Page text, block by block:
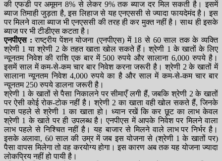
की एफडी पर अमूमन 8% से लेकर 9% तक ब्याज दर मिल सकती है। इसमें
ब्याज तिमाही जुड़ता है, इस लिहाज से यह एनएससी से ज्यादा फायदेमंद है। इस
पर मिलने वाला ब्याज भी एनएससी की तरह ही कर मुक्त नहीं है। साथ ही इसके
ब्याज पर भी टीडीएस कटता है।
एनपीएस : राष्ट्रीय पेंशन योजना (एनपीएस) में 18 से 60 साल तक के व्यक्ति
श्रेणी 1 या श्रेणी 2 के तहत खाता खोल सकते हैं। श्रेणी 1 के खातों के लिए
न्यूनतम निवेश की राशि एक बार में 500 रुपये और सालाना 6,000 रुपये है।
इसमें साल में कम-से-कम चार बार निवेश करना जरूरी है। श्रेणी 2 के खातों में
सालाना न्यूनतम निवेश 4,000 रुपये का है और साल में कम-से-कम चार बार
न्यूनतम 250 रुपये डालना जरूरी है।
श्रेणी 1 के खातों से पैसा निकालने पर सीमाएँ लगी हैं, जबकि श्रेणी 2 के खातों
पर ऐसी कोई रोक-टोक नहीं है। श्रेणी 2 का खाता वही खोल सकते हैं, जिनके
पास पहले से श्रेणी 1 का खाता हो। ध्यान रखें कि कर छूट का लाभ केवल
श्रेणी 1 के खाते पर ही उपलब्ध है। एनपीएस में आपके निवेश पर मिलने वाला
लाभ पहले से निश्चित नहीं है। यह बाजार से मिलने वाले लाभ पर निर्भर है।
इसके अलावा, 60 साल की उम्र में जब इस योजना से (श्रेणी 1 के खातों पर)
पैसा वापस मिलेगा तो वह करयोग्य होगा। इस कारण अब तक यह योजना ज्यादा
लोकप्रिय नहीं हो पायी है।